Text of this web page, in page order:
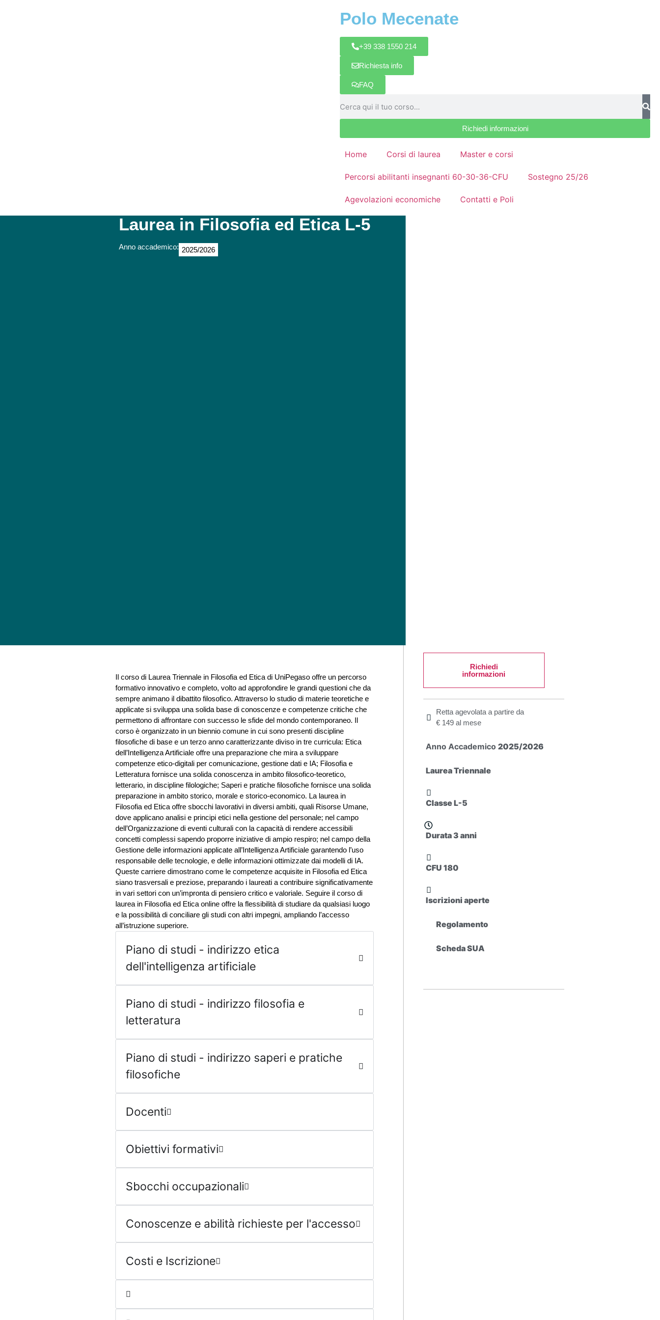
Polo Mecenate
+39 338 1550 214
Richiesta info
FAQ
Richiedi informazioni
Home Corsi di laurea Master e corsi
Percorsi abilitanti insegnanti 60-30-36-CFU Sostegno 25/26
Agevolazioni economiche Contatti e Poli
Laurea in Filosofia ed Etica L-5
Anno accademico: 2025/2026
Il corso di Laurea Triennale in Filosofia ed Etica di UniPegaso offre un percorso
formativo innovativo e completo, volto ad approfondire le grandi questioni che da
sempre animano il dibattito filosofico. Attraverso lo studio di materie teoretiche e
applicate si sviluppa una solida base di conoscenze e competenze critiche che
permettono di affrontare con successo le sfide del mondo contemporaneo. Il
corso è organizzato in un biennio comune in cui sono presenti discipline
filosofiche di base e un terzo anno caratterizzante diviso in tre curricula: Etica
dell’Intelligenza Artificiale offre una preparazione che mira a sviluppare
competenze etico-digitali per comunicazione, gestione dati e IA; Filosofia e
Letteratura fornisce una solida conoscenza in ambito filosofico-teoretico,
letterario, in discipline filologiche; Saperi e pratiche filosofiche fornisce una solida
preparazione in ambito storico, morale e storico-economico. La laurea in
Filosofia ed Etica offre sbocchi lavorativi in diversi ambiti, quali Risorse Umane,
dove applicano analisi e principi etici nella gestione del personale; nel campo
dell’Organizzazione di eventi culturali con la capacità di rendere accessibili
concetti complessi sapendo proporre iniziative di ampio respiro; nel campo della
Gestione delle informazioni applicate all’Intelligenza Artificiale garantendo l’uso
responsabile delle tecnologie, e delle informazioni ottimizzate dai modelli di IA.
Queste carriere dimostrano come le competenze acquisite in Filosofia ed Etica
siano trasversali e preziose, preparando i laureati a contribuire significativamente
in vari settori con un’impronta di pensiero critico e valoriale. Seguire il corso di
laurea in Filosofia ed Etica online offre la flessibilità di studiare da qualsiasi luogo
e la possibilità di conciliare gli studi con altri impegni, ampliando l’accesso
all’istruzione superiore.
Piano di studi - indirizzo etica
dell'intelligenza artificiale
Piano di studi - indirizzo filosofia e
letteratura
Piano di studi - indirizzo saperi e pratiche
filosofiche
Docenti
Obiettivi formativi
Sbocchi occupazionali
Conoscenze e abilità richieste per l'accesso
Costi e Iscrizione
Richiedi
informazioni
Retta agevolata a partire da
€ 149 al mese
Anno Accademico2025/2026
Laurea Triennale
Classe L-5
Durata 3 anni
CFU 180
Iscrizioni aperte
Regolamento
Scheda SUA